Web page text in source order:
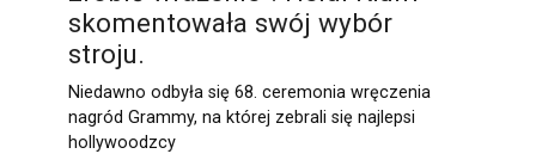
skomentowała swój wybór
stroju.
Niedawno odbyła się 68. ceremonia wręczenia
nagród Grammy, na której zebrali się najlepsi
hollywoodzcy